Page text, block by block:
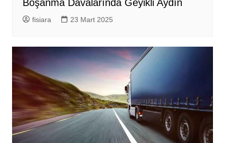
Boşanma Davalarında Geyikli Aydın
fisiara 23 Mart 2025